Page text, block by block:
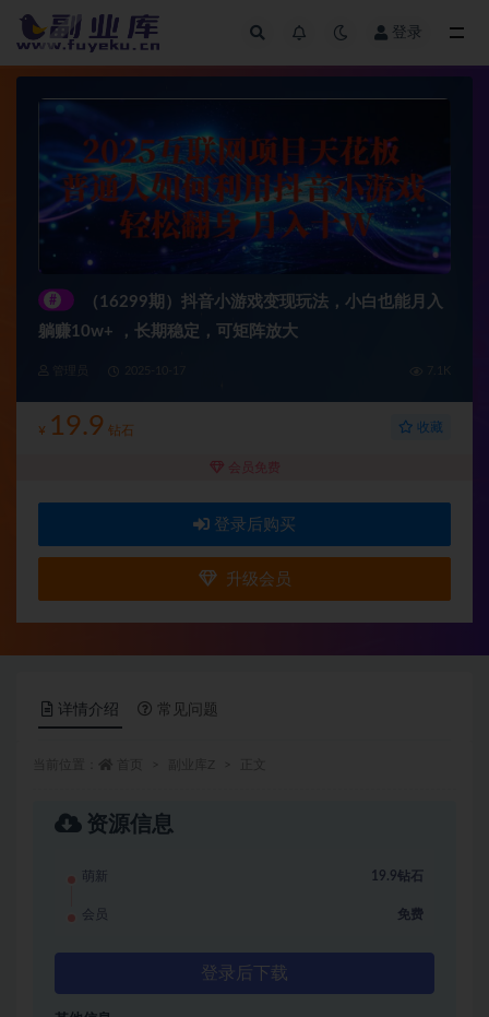
登录
#
（16299期）抖音小游戏变现玩法，小白也能月入
躺赚10w+ ，长期稳定，可矩阵放大
¥ 19.9 钻石 收藏
会员免费
登录后购买
升级会员
详情介绍 常见问题
资源信息
萌新 19.9钻石
会员 免费
登录后下载